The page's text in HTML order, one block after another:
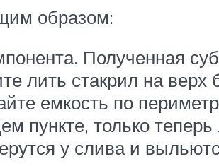
образом:
Полученная
лить стакрил на верх
емкость по
пункте, только
у слива и